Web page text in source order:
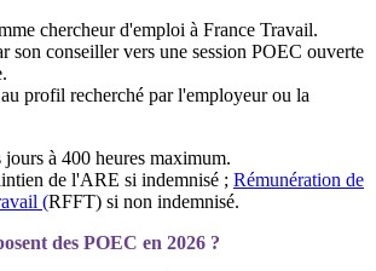
chercheur d'emploi à France Travail.
son conseiller vers une session POEC ouverte
profil recherché par l'employeur ou la
jours à 400 heures maximum.
de l'ARE si indemnisé ; Rémunération de
(RFFT) si non indemnisé.
des POEC en 2026 ?